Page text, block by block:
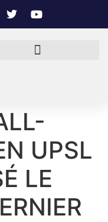
UPSL
LE